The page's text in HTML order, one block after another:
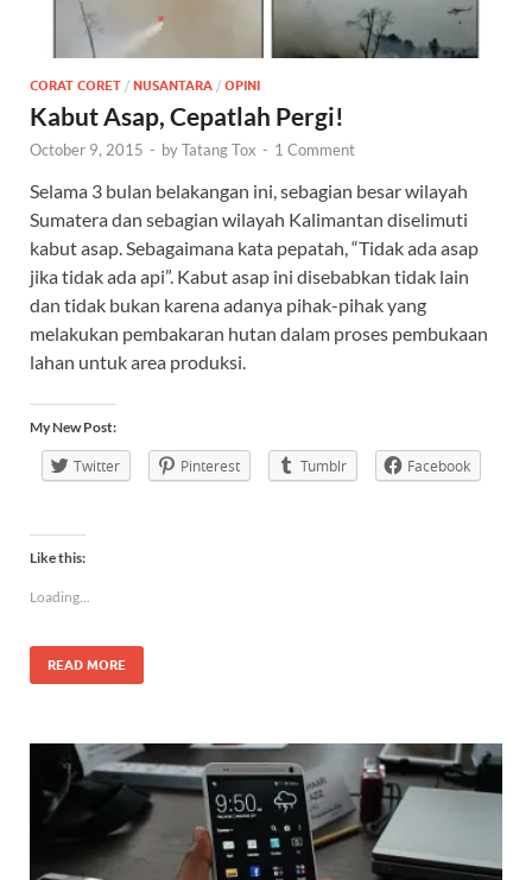
CORAT CORET / NUSANTARA / OPINI
Kabut Asap, Cepatlah Pergi!
October 9, 2015 - byTatang Tox - 1 Comment
Selama 3 bulan belakangan ini, sebagian besar wilayah
Sumatera dan sebagian wilayah Kalimantan diselimuti
kabut asap. Sebagaimana kata pepatah, “Tidak ada asap
jika tidak ada api”. Kabut asap ini disebabkan tidak lain
dan tidak bukan karena adanya pihak-pihak yang
melakukan pembakaran hutan dalam proses pembukaan
lahan untuk area produksi.
My New Post:
Twitter Pinterest Tumblr Facebook
Like this:
Loading...
READ MORE